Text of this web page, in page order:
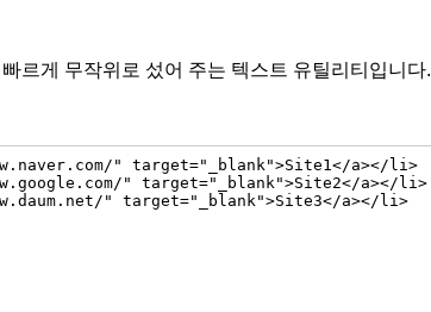
르게 무작위로 섰어 주는 텍스트 유틸리티입니다.